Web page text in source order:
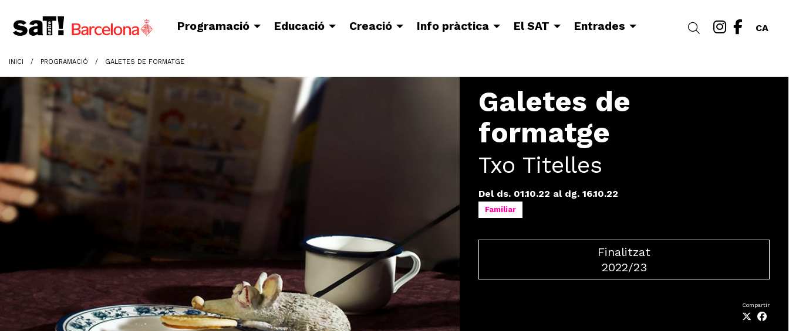
CA
Link a
Link
Cercar
Programació Educació Creació Info pràctica El SAT Entrades
INICI PROGRAMACIÓ GALETES DE FORMATGE
Galetes de
formatge
Txo Titelles
Del ds. 01.10.22 al dg. 16.10.22
Familiar
Finalitzat
2022/23
Compartir